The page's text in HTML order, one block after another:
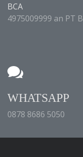
BCA
4975009999 an PT
WHATSAPP
0878 8686 5050